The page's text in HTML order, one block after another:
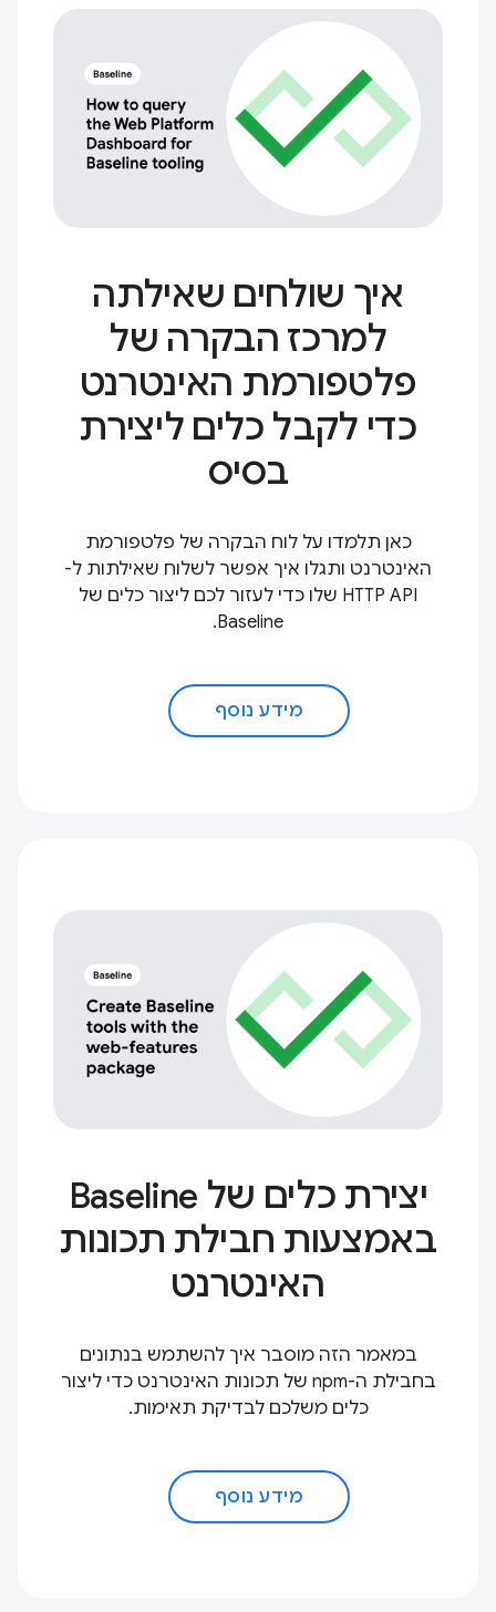
איך שולחים שאילתה
למרכז הבקרה של
פלטפורמת האינטרנט
כדי לקבל כלים ליצירת
בסיס
כאן תלמדו על לוח הבקרה של פלטפורמת
האינטרנט ותגלו איך אפשר לשלוח שאילתות ל-
HTTP API שלו כדי לעזור לכם ליצור כלים של
Baseline.
מידע נוסף
יצירת כלים של Baseline
באמצעות חבילת תכונות
האינטרנט
במאמר הזה מוסבר איך להשתמש בנתונים
בחבילת ה-npm של תכונות האינטרנט כדי ליצור
כלים משלכם לבדיקת תאימות.
מידע נוסף